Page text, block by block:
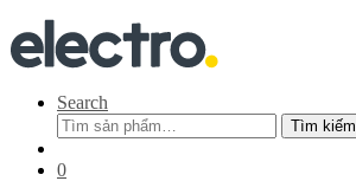
Search
Tìm
kiếm:
Tìm kiếm
0